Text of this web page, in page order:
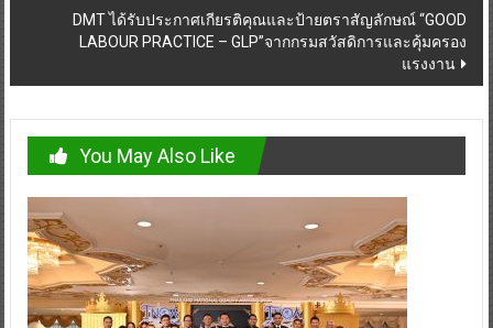
DMT ได้รับประกาศเกียรติคุณและป้ายตราสัญลักษณ์ “GOOD
LABOUR PRACTICE – GLP”จากกรมสวัสดิการและคุ้มครอง
แรงงาน
You May Also Like